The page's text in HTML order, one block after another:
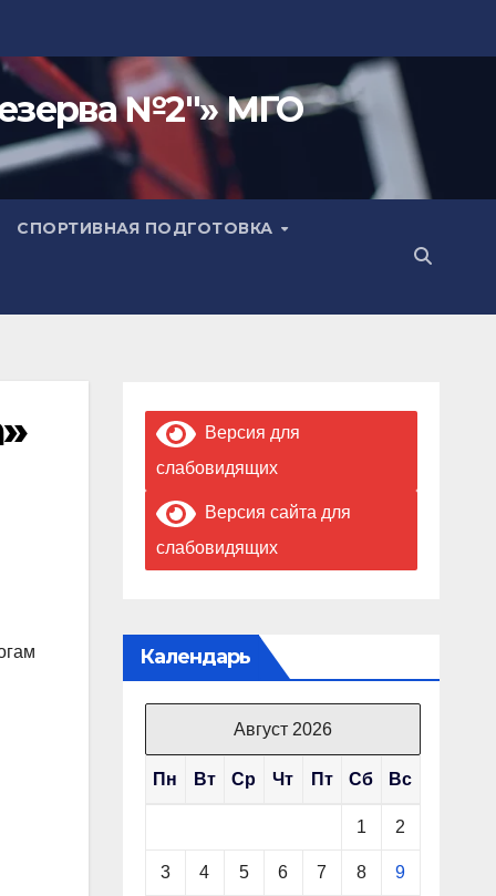
№2"» МГО
СПОРТИВНАЯ ПОДГОТОВКА
Версия для
слабовидящих
Версия сайта для
слабовидящих
Календарь
Август 2026
Пн Вт Ср Чт Пт Сб Вс
1 2
3 4 5 6 7 8 9